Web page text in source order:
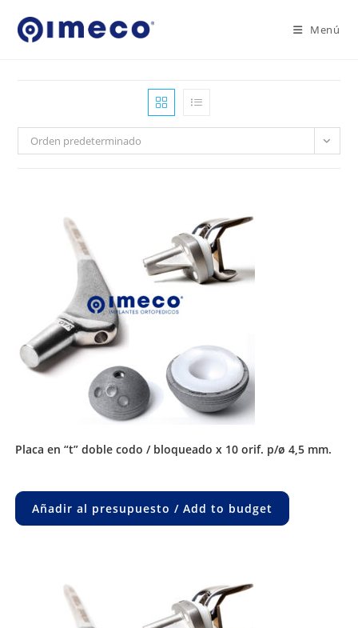
Menú
Orden predeterminado
placa en “t” doble codo / bloqueado x 10 orif. p/ø 4,5 mm.
Añadir al presupuesto / Add to budget